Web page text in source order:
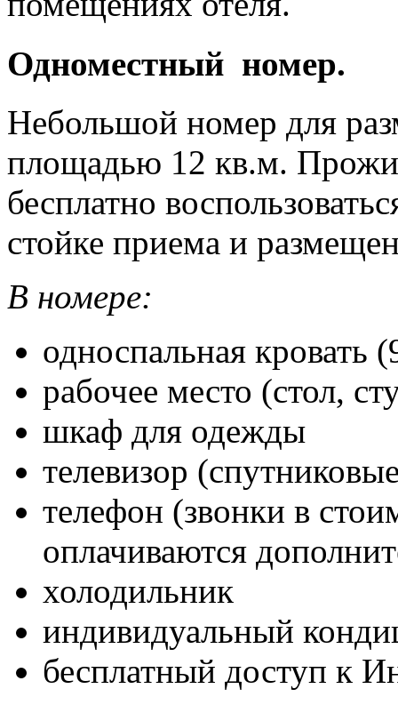
Одноместный номер.
Небольшой номер для
площадью 12 кв.м.
бесплатно
стойке приема и
В номере:
односпальная кровать
рабочее место (стол,
шкаф для одежды
телевизор
телефон (звонки в
оплачиваются
холодильник
индивидуальный
бесплатный доступ к